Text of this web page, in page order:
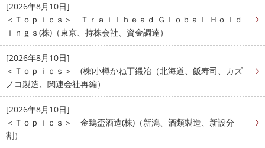
[2026年8月10日]
＜Ｔｏｐｉｃｓ＞ Ｔｒａｉｌｈｅａｄ Ｇｌｏｂａｌ Ｈｏｌｄ
ｉｎｇｓ(株)（東京、持株会社、資金調達）
[2026年8月10日]
＜Ｔｏｐｉｃｓ＞ (株)小樽かね丁鍛冶（北海道、飯寿司、カズ
ノコ製造、関連会社再編）
[2026年8月10日]
＜Ｔｏｐｉｃｓ＞ 金鵄盃酒造(株)（新潟、酒類製造、新設分
割）